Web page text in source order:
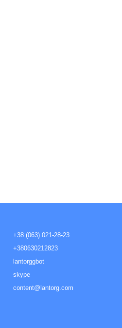
+38 (063) 021-28-23
+380630212823
lantorggbot
skype
content@lantorg.com